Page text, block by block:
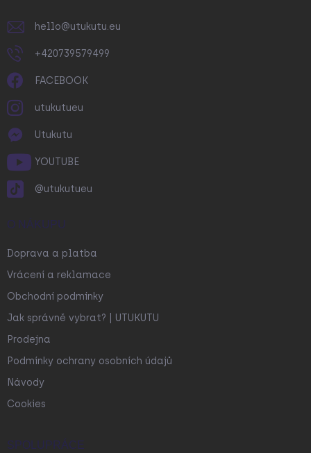
hello@utukutu.eu
+420739579499
FACEBOOK
utukutueu
Utukutu
YOUTUBE
@utukutueu
O NÁKUPU
Doprava a platba
Vrácení a reklamace
Obchodní podmínky
Jak správně vybrat? | UTUKUTU
Prodejna
Podmínky ochrany osobních údajů
Návody
Cookies
SPOLUPRÁCE